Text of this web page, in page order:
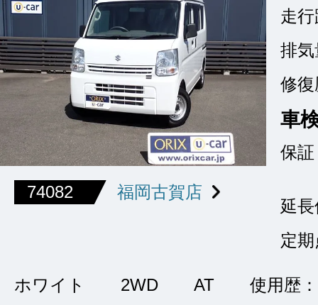
74082 福岡古賀店
走
排気
修復
車
保証
延
定
ホワイト 2WD AT
使用歴